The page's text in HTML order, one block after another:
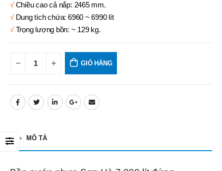
√Chiều cao cả nắp: 2465 mm.
√Dung tích chứa: 6960 ~ 6990 lít
√Trọng lượng bồn: ~ 129 kg.
GIỎ HÀNG
MÔ TẢ